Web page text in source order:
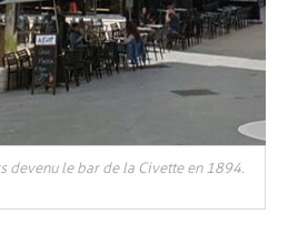
devenu le bar de la Civette en 1894.